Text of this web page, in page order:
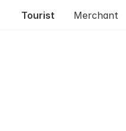
Tourist Merchant